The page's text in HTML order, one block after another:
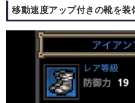
移動速度アップ付きの靴を装